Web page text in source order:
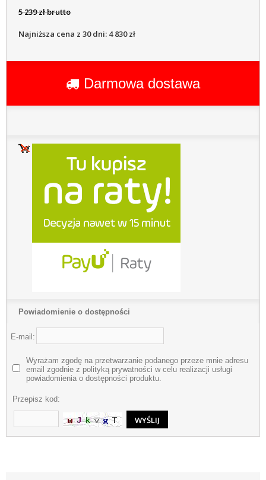
5 239 zł brutto
Najniższa cena z 30 dni: 4 830 zł
Darmowa dostawa
Powiadomienie o dostępności
E-mail:
Wyrażam zgodę na przetwarzanie podanego przeze mnie adresu
email zgodnie z polityką prywatności w celu realizacji usługi
powiadomienia o dostępności produktu.
Przepisz kod: